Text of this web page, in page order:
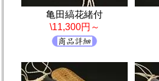
亀田縞花緒付
\11,300円～